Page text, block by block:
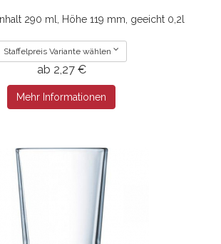
290 ml, Höhe 119 mm, geeicht 0,2l
Staffelpreis Variante wählen
ab 2,27 €
Mehr Informationen